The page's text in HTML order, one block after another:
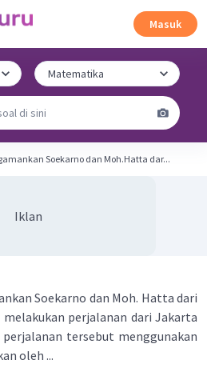
Masuk
Soekarno dan Moh.Hatta dar...
Iklan
Soekarno dan Moh. Hatta dari
perjalanan dari Jakarta
tersebut menggunakan
oleh ...